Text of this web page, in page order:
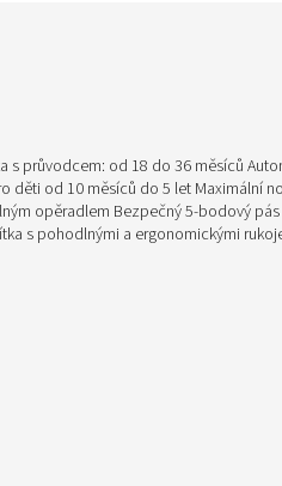
s průvodcem: od 18 do 36 měsíců
děti od 10 měsíců do 5 let Maximální
opěradlem Bezpečný 5-bodový
s pohodlnými a ergonomickými